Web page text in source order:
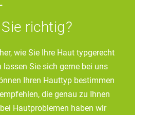
richtig?
wie Sie Ihre Haut typgerecht
lassen Sie sich gerne bei uns
Ihren Hauttyp bestimmen
die genau zu Ihnen
Hautproblemen haben wir